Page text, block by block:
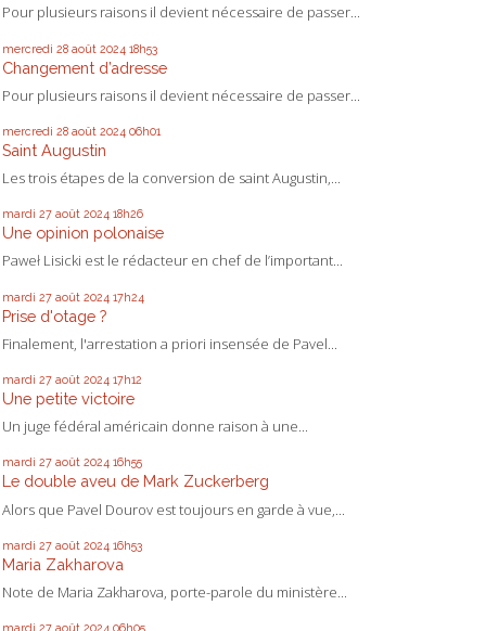
Pour plusieurs raisons il devient nécessaire de passer...
mercredi 28 août 2024 18h53
Changement d’adresse
Pour plusieurs raisons il devient nécessaire de passer...
mercredi 28 août 2024 06h01
Saint Augustin
Les trois étapes de la conversion de saint Augustin,...
mardi 27 août 2024 18h26
Une opinion polonaise
Paweł Lisicki est le rédacteur en chef de l’important...
mardi 27 août 2024 17h24
Prise d'otage ?
Finalement, l'arrestation a priori insensée de Pavel...
mardi 27 août 2024 17h12
Une petite victoire
Un juge fédéral américain donne raison à une...
mardi 27 août 2024 16h55
Le double aveu de Mark Zuckerberg
Alors que Pavel Dourov est toujours en garde à vue,...
mardi 27 août 2024 16h53
Maria Zakharova
Note de Maria Zakharova, porte-parole du ministère...
mardi 27 août 2024 06h05